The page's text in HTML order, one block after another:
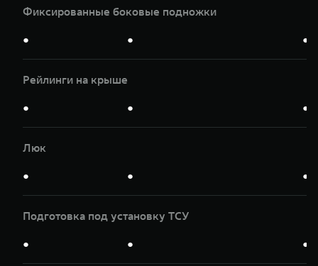
Фиксированные боковые подножки
● ● ●
Рейлинги на крыше
● ● ●
Люк
● ● ●
Подготовка под установку ТСУ
● ● ●